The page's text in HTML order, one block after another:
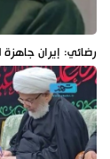
رضائي: إيران